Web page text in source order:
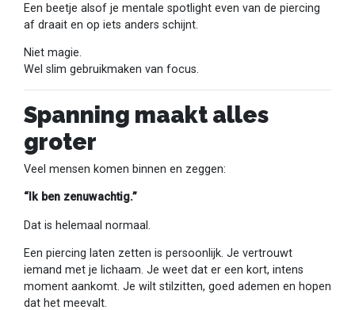
Een beetje alsof je mentale spotlight even van de piercing
af draait en op iets anders schijnt.
Niet magie.
Wel slim gebruikmaken van focus.
Spanning maakt alles
groter
Veel mensen komen binnen en zeggen:
“Ik ben zenuwachtig.”
Dat is helemaal normaal.
Een piercing laten zetten is persoonlijk. Je vertrouwt
iemand met je lichaam. Je weet dat er een kort, intens
moment aankomt. Je wilt stilzitten, goed ademen en hopen
dat het meevalt.